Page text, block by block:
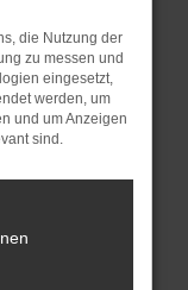
und dein
Stand
ein
nicht mehr
versucht
die Nutzung der
zu messen und
eingesetzt,
werden, um
und um Anzeigen
sind.